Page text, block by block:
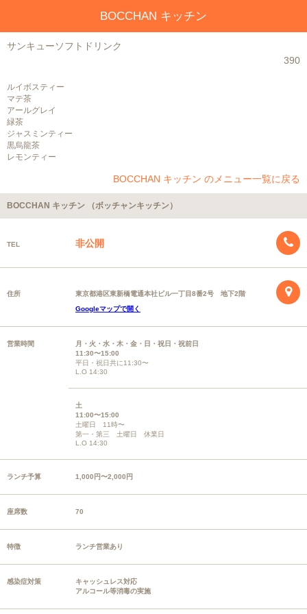
BOCCHAN キッチン
サンキューソフトドリンク
390
ルイボスティー
マテ茶
アールグレイ
緑茶
ジャスミンティー
黒烏龍茶
レモンティー
BOCCHAN キッチン のメニュー一覧に戻る
BOCCHAN キッチン （ボッチャンキッチン）
TEL 非公開
住所
東京都港区東新橋電通本社ビル一丁目8番2号 地下2階
Googleマップで開く
営業時間
月・火・水・木・金・日・祝日・祝前日
11:30〜15:00
平日・祝日共に11:30〜
L.O 14:30
土
11:00〜15:00
土曜日 11時〜
第一・第三 土曜日 休業日
L.O 14:30
ランチ予算 1,000円〜2,000円
座席数 70
特徴 ランチ営業あり
感染症対策
キャッシュレス対応
アルコール等消毒の実施